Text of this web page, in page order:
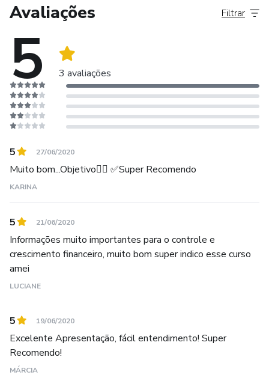
Avaliações
5 3 avaliações
Filtrar
5 27/06/2020
Muito bom...Objetivo👍🏻 ✅Super Recomendo
KARINA
5 21/06/2020
Informações muito importantes para o controle e
crescimento financeiro, muito bom super indico esse curso
amei
LUCIANE
5 19/06/2020
Excelente Apresentação, fácil entendimento! Super
Recomendo!
MÁRCIA